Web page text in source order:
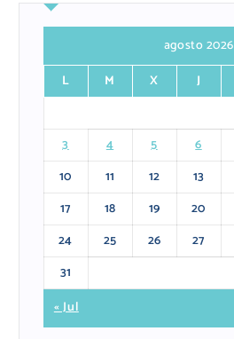
agosto 2026
L
M X J
3
4 5 6
10
11 12 13
17
18 19 20
24
25 26 27
31
« Jul